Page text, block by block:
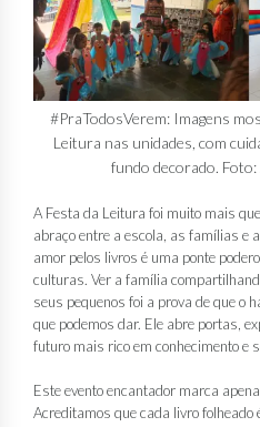
#PraTodosVerem: Imagens
Leitura nas unidades, com
fundo decorado.
A Festa da Leitura foi muito mais
abraço entre a escola, as famílias e
amor pelos livros é uma ponte
culturas. Ver a família
seus pequenos foi a prova de que o
que podemos dar. Ele abre portas,
futuro mais rico em conhecimento e
Este evento encantador marca
Acreditamos que cada livro folheado